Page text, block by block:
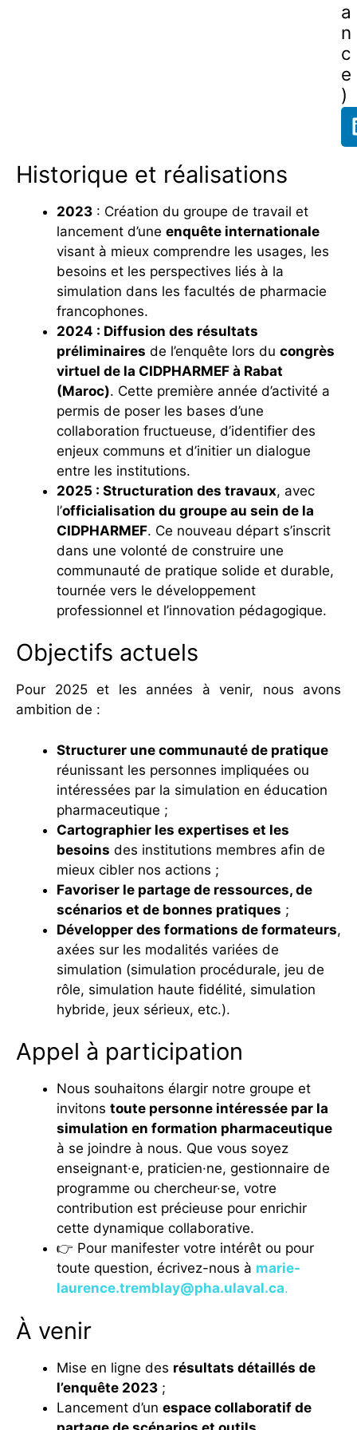
a
n
c
e
)
Historique et réalisations
2023 : Création du groupe de travail et
lancement d’une enquête internationale
visant à mieux comprendre les usages, les
besoins et les perspectives liés à la
simulation dans les facultés de pharmacie
francophones.
2024 : Diffusion des résultats
préliminaires de l’enquête lors du congrès
virtuel de la CIDPHARMEF à Rabat
(Maroc). Cette première année d’activité a
permis de poser les bases d’une
collaboration fructueuse, d’identifier des
enjeux communs et d’initier un dialogue
entre les institutions.
2025 : Structuration des travaux, avec
l’officialisation du groupe au sein de la
CIDPHARMEF. Ce nouveau départ s’inscrit
dans une volonté de construire une
communauté de pratique solide et durable,
tournée vers le développement
professionnel et l’innovation pédagogique.
Objectifs actuels
Pour 2025 et les années à venir, nous avons
ambition de :
Structurer une communauté de pratique
réunissant les personnes impliquées ou
intéressées par la simulation en éducation
pharmaceutique ;
Cartographier les expertises et les
besoins des institutions membres afin de
mieux cibler nos actions ;
Favoriser le partage de ressources, de
scénarios et de bonnes pratiques ;
Développer des formations de formateurs,
axées sur les modalités variées de
simulation (simulation procédurale, jeu de
rôle, simulation haute fidélité, simulation
hybride, jeux sérieux, etc.).
Appel à participation
Nous souhaitons élargir notre groupe et
invitons toute personne intéressée par la
simulation en formation pharmaceutique
à se joindre à nous. Que vous soyez
enseignant·e, praticien·ne, gestionnaire de
programme ou chercheur·se, votre
contribution est précieuse pour enrichir
cette dynamique collaborative.
👉 Pour manifester votre intérêt ou pour
toute question, écrivez-nous à marie-
laurence.tremblay@pha.ulaval.ca.
À venir
Mise en ligne des résultats détaillés de
l’enquête 2023 ;
Lancement d’un espace collaboratif de